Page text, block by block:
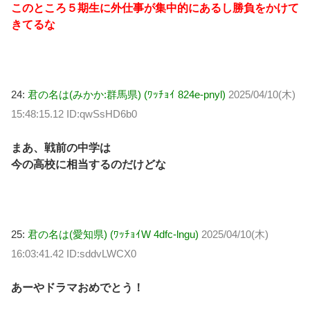
このところ５期生に外仕事が集中的にあるし勝負をかけて
きてるな
24: 君の名は(みかか:群馬県) (ﾜｯﾁｮｲ 824e-pnyl) 2025/04/10(木)
15:48:15.12 ID:qwSsHD6b0
まあ、戦前の中学は
今の高校に相当するのだけどな
25: 君の名は(愛知県) (ﾜｯﾁｮｲW 4dfc-lngu) 2025/04/10(木)
16:03:41.42 ID:sddvLWCX0
あーやドラマおめでとう！